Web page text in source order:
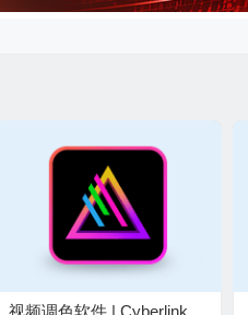
视频调色软件 | Cyberlink